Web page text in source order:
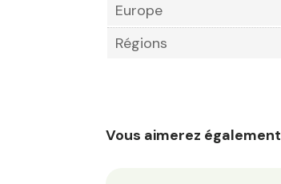
Europe
Régions
Vous aimerez également